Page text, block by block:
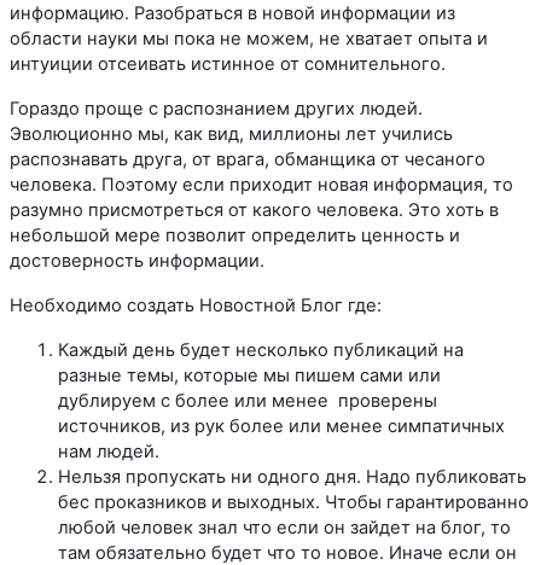
информацию. Разобраться в новой информации из
области науки мы пока не можем, не хватает опыта и
интуиции отсеивать истинное от сомнительного.
Гораздо проще с распознанием других людей.
Эволюционно мы, как вид, миллионы лет учились
распознавать друга, от врага, обманщика от чесаного
человека. Поэтому если приходит новая информация, то
разумно присмотреться от какого человека. Это хоть в
небольшой мере позволит определить ценность и
достоверность информации.
Необходимо создать Новостной Блог где:
Каждый день будет несколько публикаций на
разные темы, которые мы пишем сами или
дублируем с более или менее проверены
источников, из рук более или менее симпатичных
нам людей.
Нельзя пропускать ни одного дня. Надо публиковать
бес проказников и выходных. Чтобы гарантированно
любой человек знал что если он зайдет на блог, то
там обязательно будет что то новое. Иначе если он